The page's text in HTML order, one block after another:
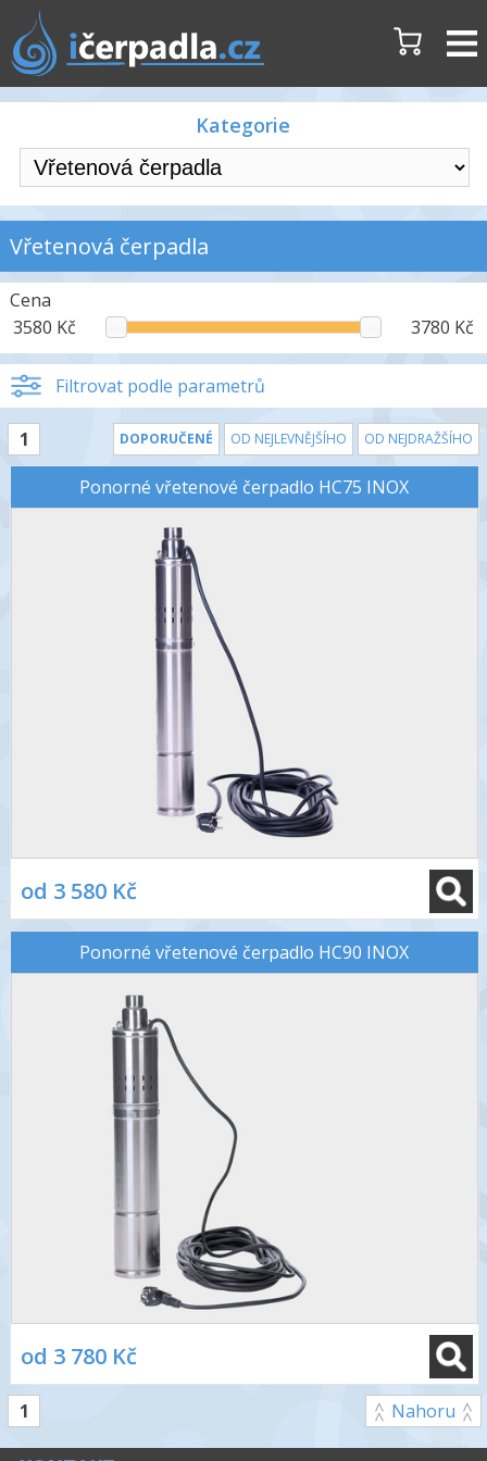
Kategorie
Vřetenová čerpadla
Cena
3580 Kč
3780 Kč
Filtrovat podle parametrů
1 DOPORUČENÉ OD NEJLEVNĚJŠÍHO OD NEJDRAŽŠÍHO
Ponorné vřetenové čerpadlo HC75 INOX
od 3 580 Kč
Ponorné vřetenové čerpadlo HC90 INOX
od 3 780 Kč
1 Nahoru